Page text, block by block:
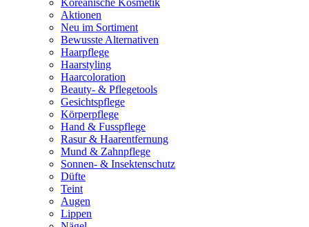
Koreanische Kosmetik
Aktionen
Neu im Sortiment
Bewusste Alternativen
Haarpflege
Haarstyling
Haarcoloration
Beauty- & Pflegetools
Gesichtspflege
Körperpflege
Hand & Fusspflege
Rasur & Haarentfernung
Mund & Zahnpflege
Sonnen- & Insektenschutz
Düfte
Teint
Augen
Lippen